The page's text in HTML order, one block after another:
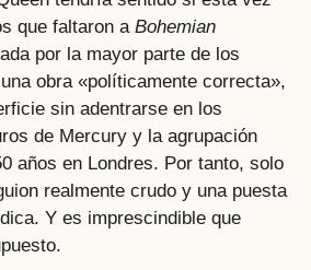
que faltaron a Bohemian
por la mayor parte de los
obra «políticamente correcta»,
sin adentrarse en los
de Mercury y la agrupación
años en Londres. Por tanto, solo
realmente crudo y una puesta
Y es imprescindible que